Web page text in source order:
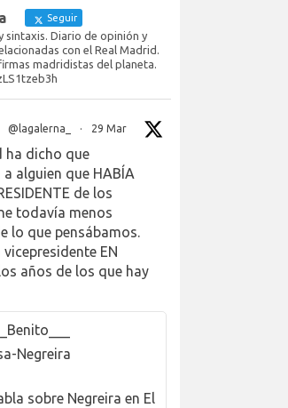
Seguir
sintaxis. Diario de opinión y
con el Real Madrid.
madridistas del planeta.
@lagalerna_ · 29 Mar
ha dicho que
alguien que HABÍA
de los
todavía menos
lo que pensábamos.
vicepresidente EN
años de los que hay
Negreira
sobre Negreira en El